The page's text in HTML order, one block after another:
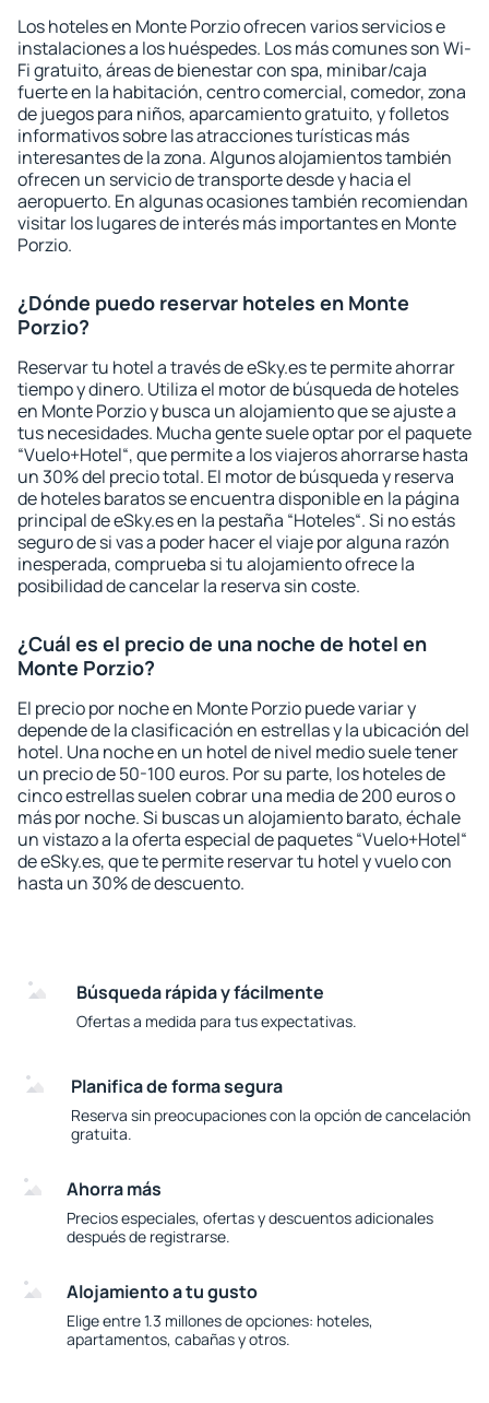
Los hoteles en Monte Porzio ofrecen varios servicios e
instalaciones a los huéspedes. Los más comunes son Wi-
Fi gratuito, áreas de bienestar con spa, minibar/caja
fuerte en la habitación, centro comercial, comedor, zona
de juegos para niños, aparcamiento gratuito, y folletos
informativos sobre las atracciones turísticas más
interesantes de la zona. Algunos alojamientos también
ofrecen un servicio de transporte desde y hacia el
aeropuerto. En algunas ocasiones también recomiendan
visitar los lugares de interés más importantes en Monte
Porzio.
¿Dónde puedo reservar hoteles en Monte
Porzio?
Reservar tu hotel a través de eSky.es te permite ahorrar
tiempo y dinero. Utiliza el motor de búsqueda de hoteles
en Monte Porzio y busca un alojamiento que se ajuste a
tus necesidades. Mucha gente suele optar por el paquete
“Vuelo+Hotel“, que permite a los viajeros ahorrarse hasta
un 30% del precio total. El motor de búsqueda y reserva
de hoteles baratos se encuentra disponible en la página
principal de eSky.es en la pestaña “Hoteles“. Si no estás
seguro de si vas a poder hacer el viaje por alguna razón
inesperada, comprueba si tu alojamiento ofrece la
posibilidad de cancelar la reserva sin coste.
¿Cuál es el precio de una noche de hotel en
Monte Porzio?
El precio por noche en Monte Porzio puede variar y
depende de la clasificación en estrellas y la ubicación del
hotel. Una noche en un hotel de nivel medio suele tener
un precio de 50-100 euros. Por su parte, los hoteles de
cinco estrellas suelen cobrar una media de 200 euros o
más por noche. Si buscas un alojamiento barato, échale
un vistazo a la oferta especial de paquetes “Vuelo+Hotel“
de eSky.es, que te permite reservar tu hotel y vuelo con
hasta un 30% de descuento.
Búsqueda rápida y fácilmente
Ofertas a medida para tus expectativas.
Planifica de forma segura
Reserva sin preocupaciones con la opción de cancelación
gratuita.
Ahorra más
Precios especiales, ofertas y descuentos adicionales
después de registrarse.
Alojamiento a tu gusto
Elige entre 1.3 millones de opciones: hoteles,
apartamentos, cabañas y otros.